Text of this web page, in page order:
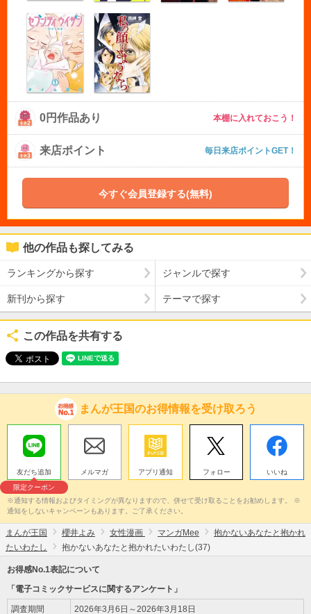
0円作品あり 本棚に入れておこう！
来店ポイント 毎日来店ポイントGET！
今すぐ会員登録する(無料)
他の作品も探してみる
ランキングから探す ジャンルで探す
新刊から探す テーマで探す
この作品を共有する
まんが王国のお得情報を受け取ろう
友だち追加
限定クーポン
メルマガ アプリ通知 フォロー いいね
※通知する情報およびタイミングが異なりますので、併せて受け取ることをお勧めします。 ※
通知をしないキャンペーンもあります。ご了承ください。
まんが王国 櫻井よみ 女性漫画 マンガMee
抱かないあなたと抱かれ
たいわたし
抱かないあなたと抱かれたいわたし(37)
お得感No.1表記について
「電子コミックサービスに関するアンケート」
調査期間 2026年3月6日～2026年3月18日